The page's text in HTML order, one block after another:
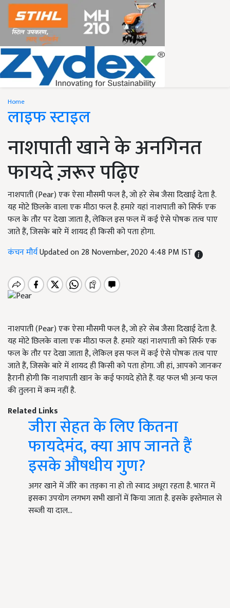
Home
लाइफ स्टाइल
नाशपाती खाने के अनगिनत
फायदे ज़रूर पढ़िए
नाशपाती (Pear) एक ऐसा मौसमी फल है, जो हरे सेब जैसा दिखाई देता है.
यह मोटे छिलके वाला एक मीठा फल है. हमारे यहां नाशपाती को सिर्फ एक
फल के तौर पर देखा जाता है, लेकिल इस फल में कई ऐसे पोषक तत्व पाए
जाते हैं, जिसके बारे में शायद ही किसी को पता होगा.
कंचन मौर्यUpdated on 28 November, 2020 4:48 PM IST
नाशपाती (Pear) एक ऐसा मौसमी फल है, जो हरे सेब जैसा दिखाई देता है.
यह मोटे छिलके वाला एक मीठा फल है. हमारे यहां नाशपाती को सिर्फ एक
फल के तौर पर देखा जाता है, लेकिल इस फल में कई ऐसे पोषक तत्व पाए
जाते हैं, जिसके बारे में शायद ही किसी को पता होगा. जी हां, आपको जानकर
हैरानी होगी कि नाशपाती खान के कई फायदे होते हैं. यह फल भी अन्य फल
की तुलना में कम नहीं है.
Related Links
जीरा सेहत के लिए कितना
फायदेमंद, क्या आप जानते हैं
इसके औषधीय गुण?
अगर खाने में जीरे का तड़का ना हो तो स्वाद अधूरा रहता है. भारत में
इसका उपयोग लगभग सभी खानों में किया जाता है. इसके इस्तेमाल से
सब्जी या दाल…